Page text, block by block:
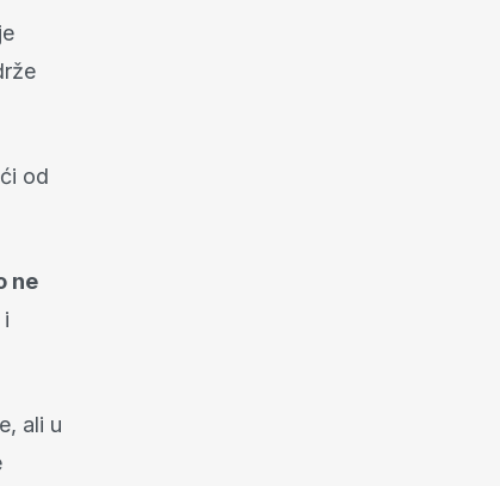
od
ne
ali u